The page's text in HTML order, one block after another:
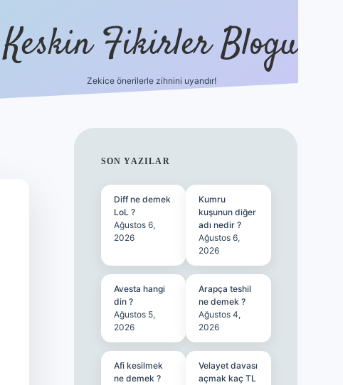
Keskin Fikirler Blogu
Zekice önerilerle zihnini uyandır!
SIDEBAR
SON YAZILAR
Diff ne demek
LoL ?
Ağustos 6,
2026
Kumru
kuşunun diğer
adı nedir ?
Ağustos 6,
2026
Avesta hangi
din ?
Ağustos 5,
2026
Arapça teshil
ne demek ?
Ağustos 4,
2026
Afi kesilmek
ne demek ?
Velayet davası
açmak kaç TL